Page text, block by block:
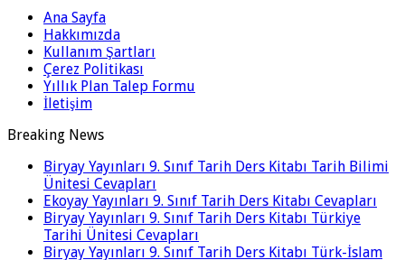
Ana Sayfa
Hakkımızda
Kullanım Şartları
Çerez Politikası
Yıllık Plan Talep Formu
İletişim
Breaking News
Biryay Yayınları 9. Sınıf Tarih Ders Kitabı Tarih Bilimi
Ünitesi Cevapları
Ekoyay Yayınları 9. Sınıf Tarih Ders Kitabı Cevapları
Biryay Yayınları 9. Sınıf Tarih Ders Kitabı Türkiye
Tarihi Ünitesi Cevapları
Biryay Yayınları 9. Sınıf Tarih Ders Kitabı Türk-İslam